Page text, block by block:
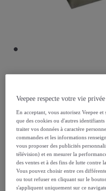
Penture supérieure
SEVAX - S3306024
Modèle : Penture
double action
41,42 €
Veepee respecte votre vie privée
En acceptant, vous autorisez Veepee et
que des cookies ou d'autres
traiter vos données à caractère
commandes et les informations
vous proposer des publicités
télévision) et en mesurer la
des ventes et à des fins de lutte contre
Vous pouvez choisir entre ces
ou tout refuser en cliquant sur le
s'appliquent uniquement sur ce